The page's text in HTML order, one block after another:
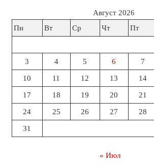
Август 2026
Пн
Вт Ср Чт Пт
3 4 5 6 7
10 11 12 13 14
17 18 19 20 21
24 25 26 27 28
31
« Июл